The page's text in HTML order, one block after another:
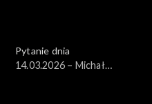
Pytanie dnia
14.03.2026 – Michał